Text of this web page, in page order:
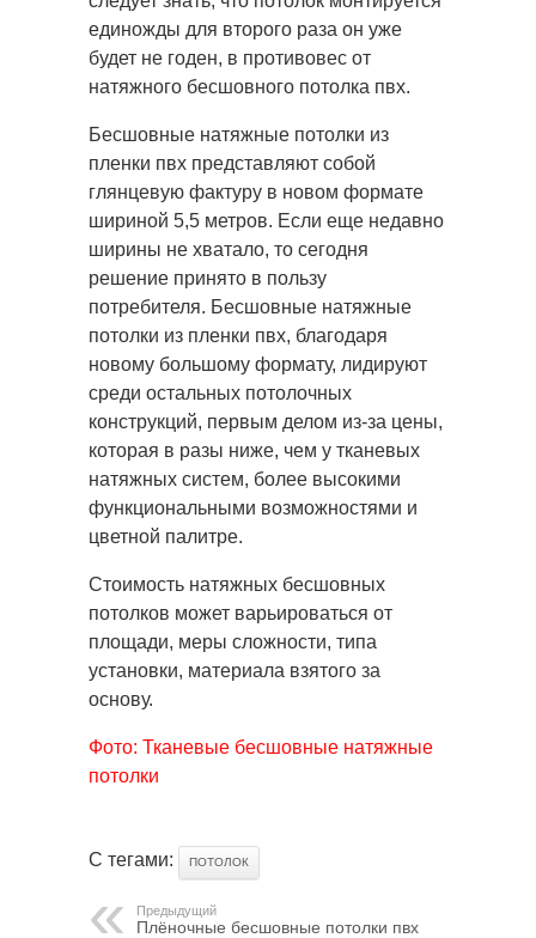
единожды для второго раза он уже
будет не годен, в противовес от
натяжного бесшовного потолка пвх.
Бесшовные натяжные потолки из
пленки пвх представляют собой
глянцевую фактуру в новом формате
шириной 5,5 метров. Если еще недавно
ширины не хватало, то сегодня
решение принято в пользу
потребителя. Бесшовные натяжные
потолки из пленки пвх, благодаря
новому большому формату, лидируют
среди остальных потолочных
конструкций, первым делом из-за цены,
которая в разы ниже, чем у тканевых
натяжных систем, более высокими
функциональными возможностями и
цветной палитре.
Стоимость натяжных бесшовных
потолков может варьироваться от
площади, меры сложности, типа
установки, материала взятого за
основу.
Фото: Тканевые бесшовные натяжные
потолки
С тегами: ПОТОЛОК
Предыдущий
Плёночные бесшовные потолки пвх